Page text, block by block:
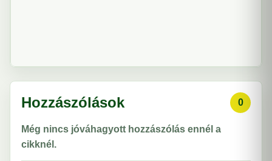
Hozzászólások 0
Még nincs jóváhagyott hozzászólás ennél a
cikknél.